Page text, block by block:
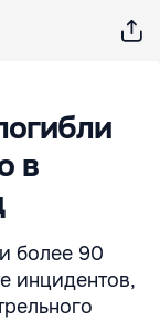
в
более 90
инцидентов,